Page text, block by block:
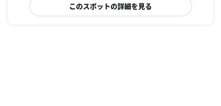
このスポットの詳細を見る